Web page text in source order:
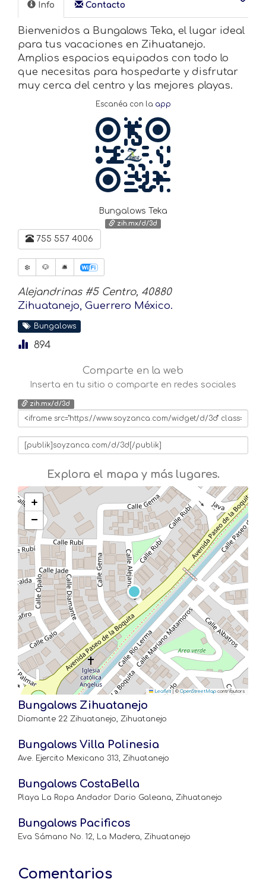
Info Contacto️
Bienvenidos a Bungalows Teka, el lugar ideal
para tus vacaciones en Zihuatanejo.
Amplios espacios equipados con todo lo
que necesitas para hospedarte y disfrutar
muy cerca del centro y las mejores playas.
Escanéa con la app
Bungalows Teka
zih.mx/d/3d
755 557 4006
❄️ 🐶 🛎
Alejandrinas #5 Centro, 40880
Zihuatanejo, Guerrero México.
Bungalows
894
Comparte en la web
Inserta en tu sitio o comparte en redes sociales
zih.mx/d/3d
Explora el mapa y más lugares.
+
−
Leaflet | © OpenStreetMap contributors
Bungalows Zihuatanejo
Diamante 22 Zihuatanejo, Zihuatanejo
Bungalows Villa Polinesia
Ave. Ejercito Mexicano 313, Zihuatanejo
Bungalows CostaBella
Playa La Ropa Andador Dario Galeana, Zihuatanejo
Bungalows Pacificos
Eva Sámano No. 12, La Madera, Zihuatanejo
Comentarios